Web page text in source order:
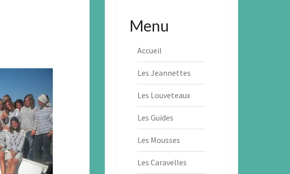
Menu
Accueil
Les Jeannettes
Les Louveteaux
Les Guides
Les Mousses
Les Caravelles